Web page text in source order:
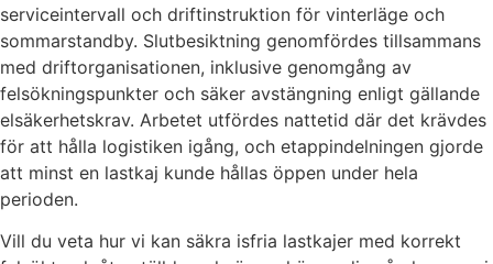
serviceintervall och driftinstruktion för vinterläge och
sommarstandby. Slutbesiktning genomfördes tillsammans
med driftorganisationen, inklusive genomgång av
felsökningspunkter och säker avstängning enligt gällande
elsäkerhetskrav. Arbetet utfördes nattetid där det krävdes
för att hålla logistiken igång, och etappindelningen gjorde
att minst en lastkaj kunde hållas öppen under hela
perioden.
Vill du veta hur vi kan säkra isfria lastkajer med korrekt